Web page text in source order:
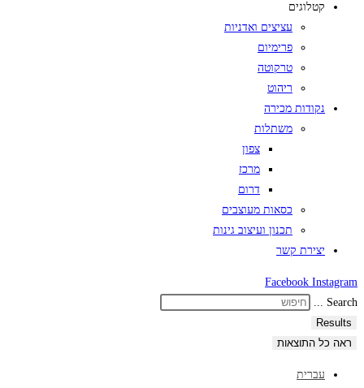
קטלוגים
עציצים ואדניות
פרימיום
טרקוטה
ריהוט
נקודות מכירה
משתלות
צפון
מרכז
דרום
כסאות מעוצבים
תכנון ועיצוב גינות
יצירת קשר
Facebook Instagram
Search ...
Results
ראה כל התוצאות
עברית